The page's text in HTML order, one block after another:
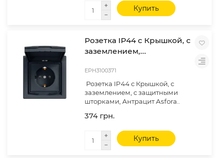
Купить
Розетка IP44 с Крышкой, с
заземлением,...
EPH3100371
Розетка IP44 с Крышкой, с
заземлением, с защитными
шторками, Антрацит Asfora..
374 грн.
Купить